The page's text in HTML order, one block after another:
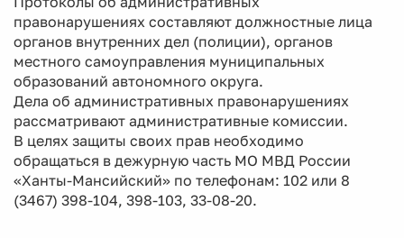
правонарушениях составляют должностные лица
органов внутренних дел (полиции), органов
местного самоуправления муниципальных
образований автономного округа.
Дела об административных правонарушениях
рассматривают административные комиссии.
В целях защиты своих прав необходимо
обращаться в дежурную часть МО МВД России
«Ханты-Мансийский» по телефонам: 102 или 8
(3467) 398-104, 398-103, 33-08-20.